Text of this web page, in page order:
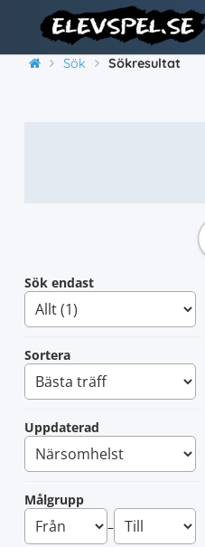
Sök Sökresultat
Sök endast
Sortera
Uppdaterad
Målgrupp
–